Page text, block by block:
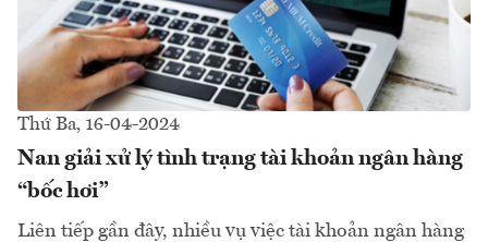
Thứ Ba, 16-04-2024
Nan giải xử lý tình trạng tài khoản ngân hàng
“bốc hơi”
Liên tiếp gần đây, nhiều vụ việc tài khoản ngân hàng